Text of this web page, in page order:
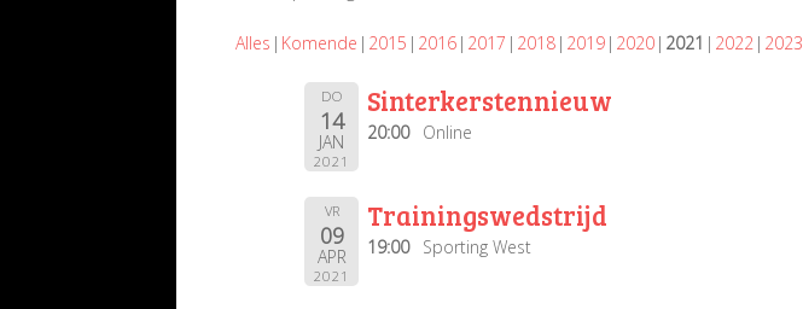
Alles Komende 2015 2016 2017 2018 2019 2020 2021 2022 2023
DO
14
JAN
2021
Sinterkerstennieuw
20:00 Online
VR
09
APR
2021
Trainingswedstrijd
19:00 Sporting West